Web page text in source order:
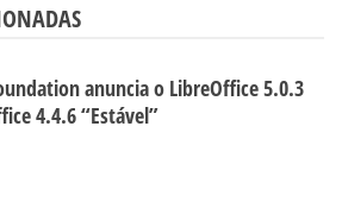
anuncia o LibreOffice 5.0.3
4.4.6 “Estável”